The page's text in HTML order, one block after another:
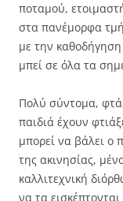
ποταμού,
στα πανέμορφα
με την
μπεί σε όλα τα
Πολύ σύντομα,
παιδιά έχουν
μπορεί να βάλει ο
της ακινησίας,
καλλιτεχνική
να τα